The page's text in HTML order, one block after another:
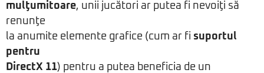
mulţumitoare, unii jucători ar putea fi nevoiţi să
renunţe
la anumite elemente grafice (cum ar fi suportul
pentru
DirectX 11) pentru a putea beneficia de un